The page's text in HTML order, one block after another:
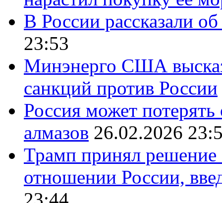
В России рассказали
23:53
Минэнерго США
санкций против России
Россия может
алмазов 26.02.2026
Трамп принял решение
отношении России,